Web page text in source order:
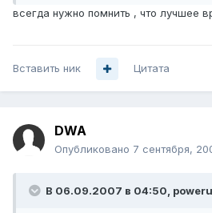
всегда нужно помнить , что лучшее
Вставить ник Цитата
DWA
Опубликовано 7 сентября,
В 06.09.2007 в 04:50,